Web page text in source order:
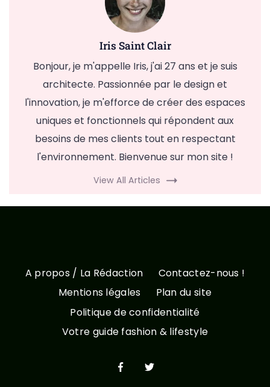
Iris Saint Clair
Bonjour, je m'appelle Iris, j'ai 27 ans et je suis
architecte. Passionnée par le design et
l'innovation, je m'efforce de créer des espaces
uniques et fonctionnels qui répondent aux
besoins de mes clients tout en respectant
l'environnement. Bienvenue sur mon site !
View All Articles
A propos / La Rédaction
Contactez-nous !
Mentions légales
Plan du site
Politique de confidentialité
Votre guide fashion & lifestyle